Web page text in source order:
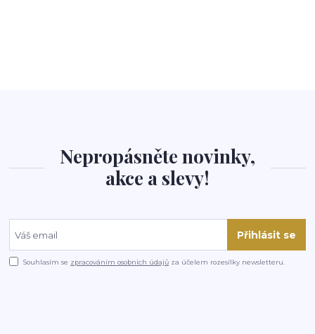
Nepropásněte novinky,
akce a slevy!
Přihlásit se
Souhlasím se zpracováním osobních údajů za účelem rozesílky newsletteru.